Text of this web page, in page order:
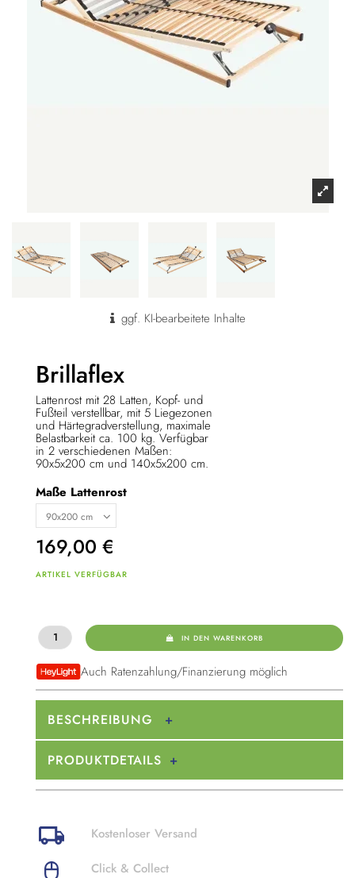
ggf. KI-bearbeitete Inhalte
Brillaflex
Lattenrost mit 28 Latten, Kopf- und
Fußteil verstellbar, mit 5 Liegezonen
und Härtegradverstellung, maximale
Belastbarkeit ca. 100 kg. Verfügbar
in 2 verschiedenen Maßen:
90x5x200 cm und 140x5x200 cm.
Maße Lattenrost
169,00 €
ARTIKEL VERFÜGBAR
IN DEN WARENKORB
Auch Ratenzahlung/Finanzierung möglich
BESCHREIBUNG
PRODUKTDETAILS
Kostenloser Versand
Click & Collect